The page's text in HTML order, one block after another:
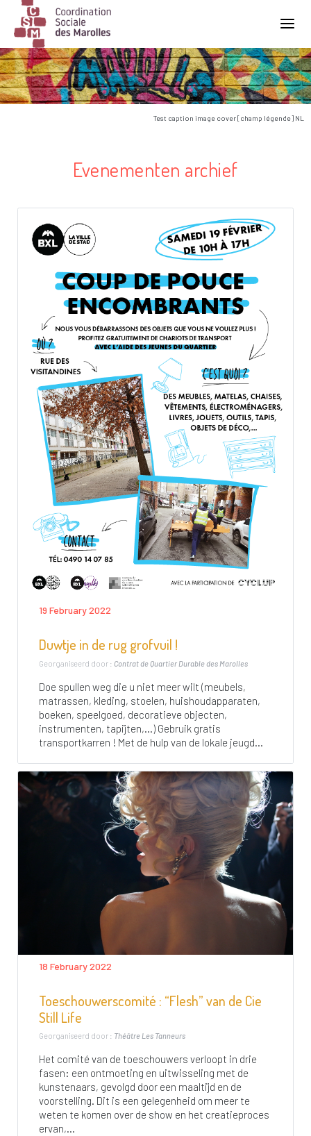
Main Navigation
Test caption image cover [champ légende] NL
Evenementen archief
19 February 2022
Duwtje in de rug grofvuil !
Georganiseerd door : Contrat de Quartier Durable des Marolles
Doe spullen weg die u niet meer wilt (meubels,
matrassen, kleding, stoelen, huishoudapparaten,
boeken, speelgoed, decoratieve objecten,
instrumenten, tapijten,…) Gebruik gratis
transportkarren ! Met de hulp van de lokale jeugd...
18 February 2022
Toeschouwerscomité : “Flesh” van de Cie
Still Life
Georganiseerd door : Théâtre Les Tanneurs
Het comité van de toeschouwers verloopt in drie
fasen: een ontmoeting en uitwisseling met de
kunstenaars, gevolgd door een maaltijd en de
voorstelling. Dit is een gelegenheid om meer te
weten te komen over de show en het creatieproces
ervan,...